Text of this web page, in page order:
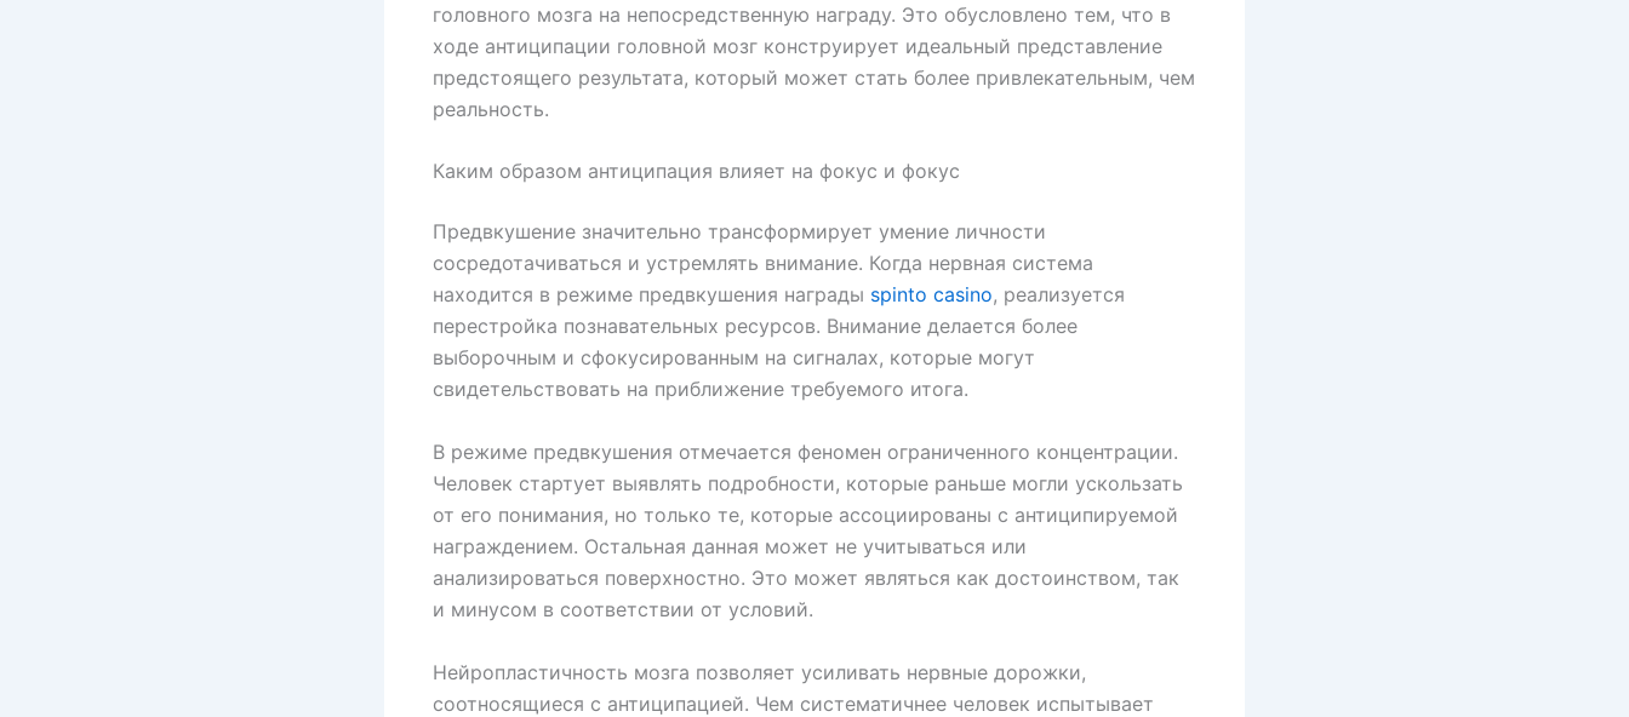
головного мозга на непосредственную награду. Это обусловлено тем, что в
ходе антиципации головной мозг конструирует идеальный представление
предстоящего результата, который может стать более привлекательным, чем
реальность.
Каким образом антиципация влияет на фокус и фокус
Предвкушение значительно трансформирует умение личности
сосредотачиваться и устремлять внимание. Когда нервная система
находится в режиме предвкушения награды spinto casino, реализуется
перестройка познавательных ресурсов. Внимание делается более
выборочным и сфокусированным на сигналах, которые могут
свидетельствовать на приближение требуемого итога.
В режиме предвкушения отмечается феномен ограниченного концентрации.
Человек стартует выявлять подробности, которые раньше могли ускользать
от его понимания, но только те, которые ассоциированы с антиципируемой
награждением. Остальная данная может не учитываться или
анализироваться поверхностно. Это может являться как достоинством, так
и минусом в соответствии от условий.
Нейропластичность мозга позволяет усиливать нервные дорожки,
соотносящиеся с антиципацией. Чем систематичнее человек испытывает